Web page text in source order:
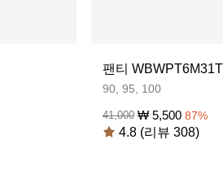
팬티 WBWPT6M31T
90, 95, 100
41,000 ₩ 5,500 87%
4.8 (리뷰 308)